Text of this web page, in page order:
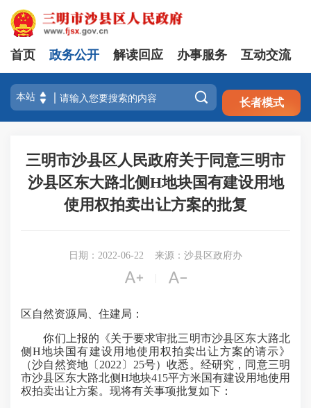
注册 登录
首页 政务公开 解读回应 办事服务 互动交流
 长者模式
三明市沙县区人民政府关于同意三明市
沙县区东大路北侧H地块国有建设用地
使用权拍卖出让方案的批复
日期：2022-06-22 来源：沙县区政府办
 
区自然资源局、住建局：
你们上报的《关于要求审批三明市沙县区东大路北
侧H地块国有建设用地使用权拍卖出让方案的请示》
（沙自然资地〔2022〕25号）收悉。经研究，同意三明
市沙县区东大路北侧H地块415平方米国有建设用地使用
权拍卖出让方案。现将有关事项批复如下：